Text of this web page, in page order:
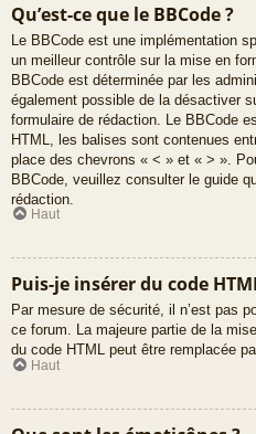
Qu’est-ce que le BBCode ?
Le BBCode est une implémentation
un meilleur contrôle sur la mise en
BBCode est déterminée par les
également possible de la désactiver
formulaire de rédaction. Le BBCode
HTML, les balises sont contenues
place des chevrons « < » et « > ».
BBCode, veuillez consulter le guide
rédaction.
Haut
Puis-je insérer du code
Par mesure de sécurité, il n’est pas
ce forum. La majeure partie de la
du code HTML peut être remplacée
Haut